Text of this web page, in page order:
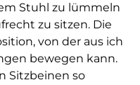
Stuhl zu lümmeln
zu sitzen. Die
von der aus ich
bewegen kann.
Sitzbeinen so